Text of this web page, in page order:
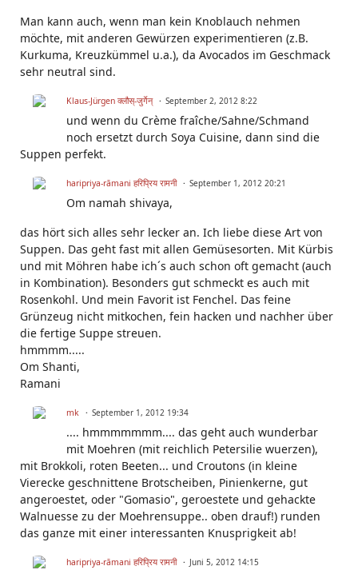
Man kann auch, wenn man kein Knoblauch nehmen
möchte, mit anderen Gewürzen experimentieren (z.B.
Kurkuma, Kreuzkümmel u.a.), da Avocados im Geschmack
sehr neutral sind.
Klaus-Jürgen क्लौस्-जुर्गेन् September 2, 2012 8:22
und wenn du Crème fraîche/Sahne/Schmand
noch ersetzt durch Soya Cuisine, dann sind die
Suppen perfekt.
haripriya-rāmani हरिप्रिय रामनी September 1, 2012 20:21
Om namah shivaya,
das hört sich alles sehr lecker an. Ich liebe diese Art von
Suppen. Das geht fast mit allen Gemüsesorten. Mit Kürbis
und mit Möhren habe ich´s auch schon oft gemacht (auch
in Kombination). Besonders gut schmeckt es auch mit
Rosenkohl. Und mein Favorit ist Fenchel. Das feine
Grünzeug nicht mitkochen, fein hacken und nachher über
die fertige Suppe streuen.
hmmmm.....
Om Shanti,
Ramani
mk September 1, 2012 19:34
.... hmmmmmmm.... das geht auch wunderbar
mit Moehren (mit reichlich Petersilie wuerzen),
mit Brokkoli, roten Beeten... und Croutons (in kleine
Vierecke geschnittene Brotscheiben, Pinienkerne, gut
angeroestet, oder "Gomasio", geroestete und gehackte
Walnuesse zu der Moehrensuppe.. oben drauf!) runden
das ganze mit einer interessanten Knusprigkeit ab!
haripriya-rāmani हरिप्रिय रामनी Juni 5, 2012 14:15